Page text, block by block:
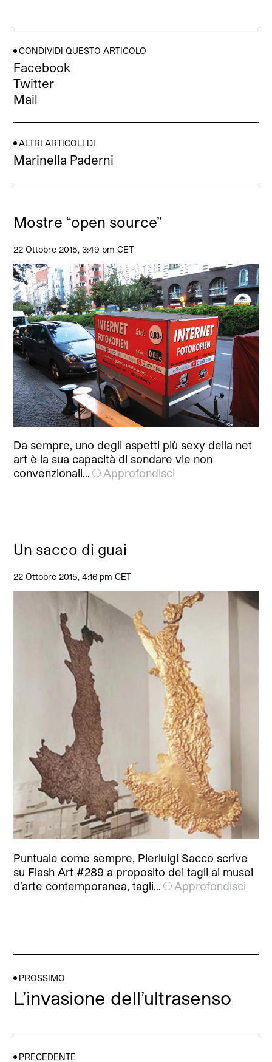
CONDIVIDI QUESTO ARTICOLO
Facebook
Twitter
Mail
ALTRI ARTICOLI DI
Marinella Paderni
Mostre “open source”
22 Ottobre 2015, 3:49 pm CET
Da sempre, uno degli aspetti più sexy della net
art è la sua capacità di sondare vie non
convenzionali…
Approfondisci
Un sacco di guai
22 Ottobre 2015, 4:16 pm CET
Puntuale come sempre, Pierluigi Sacco scrive
su Flash Art #289 a proposito dei tagli ai musei
d’arte contemporanea, tagli…
Approfondisci
PROSSIMO
L’invasione dell’ultrasenso
PRECEDENTE